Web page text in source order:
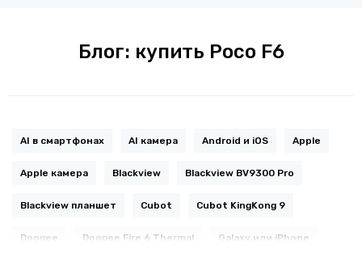
Блог: купить Poco F6
AI в смартфонах AI камера Android и iOS Apple
Apple камера Blackview Blackview BV9300 Pro
Blackview планшет Cubot Cubot KingKong 9
Doogee Doogee Fire 6 Thermal Galaxy или iPhone